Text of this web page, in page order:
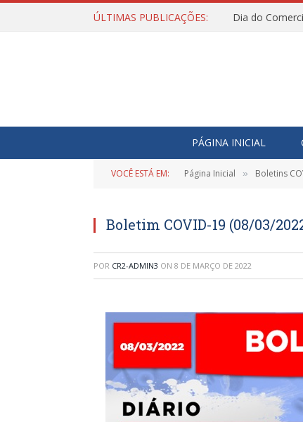
ÚLTIMAS PUBLICAÇÕES: Dia do
PÁGINA INICIAL
VOCÊ ESTÁ EM: Página Inicial » Boletins
Boletim COVID-19 (08/03/
POR CR2-ADMIN3 ON 8 DE MARÇO DE 2022